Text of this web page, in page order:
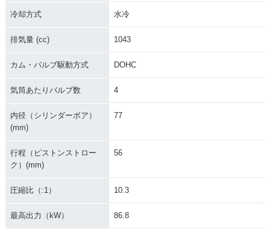
冷却方式 水冷
排気量 (cc) 1043
カム・バルブ駆動方式 DOHC
気筒あたりバルブ数 4
内径（シリンダーボア）
(mm)
77
行程（ピストンストロー
ク）(mm)
56
圧縮比（:1） 10.3
最高出力（kW） 86.8